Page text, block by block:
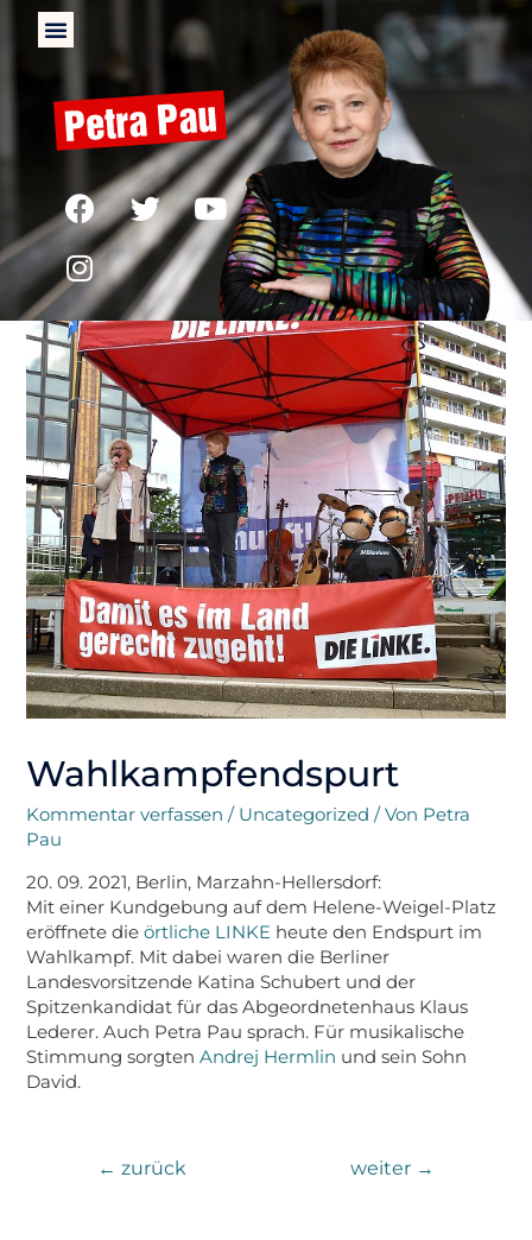
Wahlkampfendspurt
Kommentar verfassen / Uncategorized / Von Petra
Pau
20. 09. 2021, Berlin, Marzahn-Hellersdorf:
Mit einer Kundgebung auf dem Helene-Weigel-Platz
eröffnete dieörtliche LINKE heute den Endspurt im
Wahlkampf. Mit dabei waren die Berliner
Landesvorsitzende Katina Schubert und der
Spitzenkandidat für das Abgeordnetenhaus Klaus
Lederer. Auch Petra Pau sprach. Für musikalische
Stimmung sorgtenAndrej Hermlin und sein Sohn
David.
← zurück weiter →